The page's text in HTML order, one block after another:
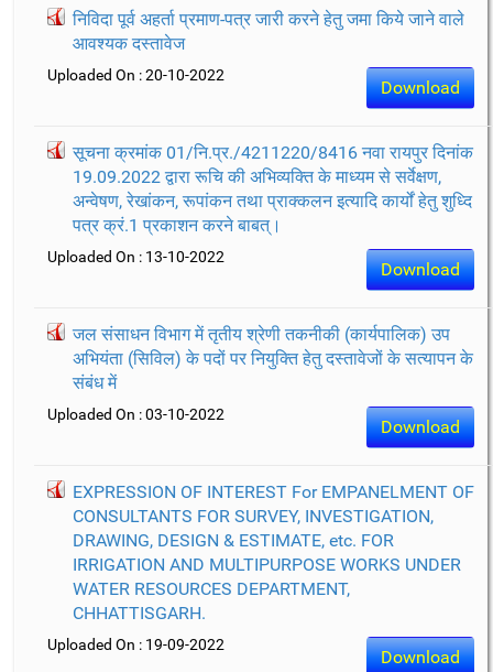
निविदा पूर्व अहर्ता प्रमाण-पत्र जारी करने हेतु जमा किये जाने वाले
आवश्यक दस्तावेज
Download
Uploaded On : 20-10-2022
सूचना क्रमांक 01/नि.प्र./4211220/8416 नवा रायपुर दिनांक
19.09.2022 द्वारा रूचि की अभिव्यक्ति के माध्यम से सर्वेक्षण,
अन्वेषण, रेखांकन, रूपांकन तथा प्राक्कलन इत्यादि कार्यों हेतु शुध्दि
पत्र क्रं.1 प्रकाशन करने बाबत्।
Download
Uploaded On : 13-10-2022
जल संसाधन विभाग में तृतीय श्रेणी तकनीकी (कार्यपालिक) उप
अभियंता (सिविल) के पदों पर नियुक्ति हेतु दस्तावेजों के सत्यापन के
संबंध में
Download
Uploaded On : 03-10-2022
EXPRESSION OF INTEREST For EMPANELMENT OF
CONSULTANTS FOR SURVEY, INVESTIGATION,
DRAWING, DESIGN & ESTIMATE, etc. FOR
IRRIGATION AND MULTIPURPOSE WORKS UNDER
WATER RESOURCES DEPARTMENT,
CHHATTISGARH.
Download
Uploaded On : 19-09-2022